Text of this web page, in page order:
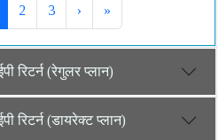
2 3 › »
रिटर्न (रेगुलर प्लान)
रिटर्न (डायरेक्ट प्लान)